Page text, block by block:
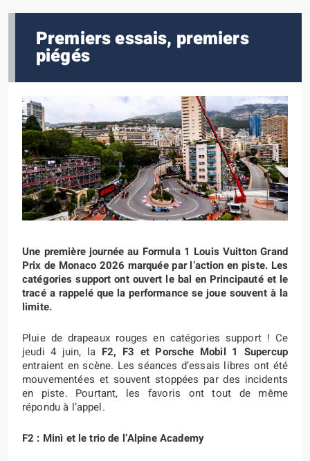
Premiers essais, premiers
piégés
Une première journée au Formula 1 Louis Vuitton Grand
Prix de Monaco 2026 marquée par l’action en piste. Les
catégories support ont ouvert le bal en Principauté et le
tracé a rappelé que la performance se joue souvent à la
limite.
Pluie de drapeaux rouges en catégories support ! Ce
jeudi 4 juin, la F2, F3 et Porsche Mobil 1 Supercup
entraient en scène. Les séances d’essais libres ont été
mouvementées et souvent stoppées par des incidents
en piste. Pourtant, les favoris ont tout de même
répondu à l’appel.
F2 : Minì et le trio de l’Alpine Academy